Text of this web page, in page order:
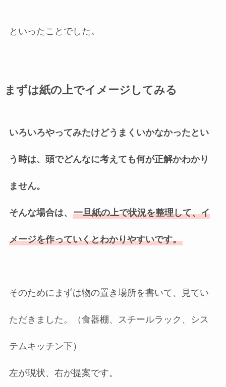
といったことでした。
まずは紙の上でイメージしてみる
いろいろやってみたけどうまくいかなかったとい
う時は、頭でどんなに考えても何が正解かわかり
ません。
そんな場合は、 一旦紙の上で状況を整理して、イ
メージを作っていくとわかりやすいです。
そのためにまずは物の置き場所を書いて、見てい
ただきました。（食器棚、スチールラック、シス
テムキッチン下）
左が現状、右が提案です。